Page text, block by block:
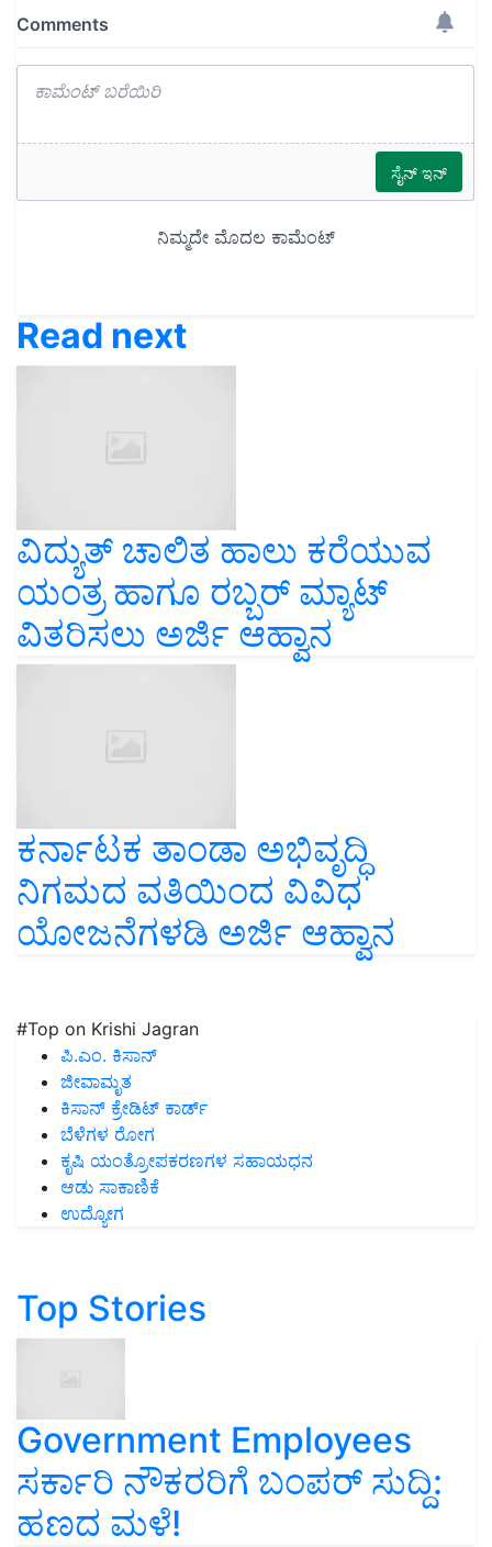
Read next
ವಿದ್ಯುತ್ ಚಾಲಿತ ಹಾಲು ಕರೆಯುವ
ಯಂತ್ರ ಹಾಗೂ ರಬ್ಬರ್ ಮ್ಯಾಟ್
ವಿತರಿಸಲು ಅರ್ಜಿ ಆಹ್ವಾನ
ಕರ್ನಾಟಕ ತಾಂಡಾ ಅಭಿವೃದ್ಧಿ
ನಿಗಮದ ವತಿಯಿಂದ ವಿವಿಧ
ಯೋಜನೆಗಳಡಿ ಅರ್ಜಿ ಆಹ್ವಾನ
#Top on Krishi Jagran
ಪಿ.ಎಂ. ಕಿಸಾನ್
ಜೀವಾಮೃತ
ಕಿಸಾನ್ ಕ್ರೇಡಿಟ್ ಕಾರ್ಡ್
ಬೆಳೆಗಳ ರೋಗ
ಕೃಷಿ ಯಂತ್ರೋಪಕರಣಗಳ ಸಹಾಯಧನ
ಆಡು ಸಾಕಾಣಿಕೆ
ಉದ್ಯೋಗ
Top Stories
Government Employees
ಸರ್ಕಾರಿ ನೌಕರರಿಗೆ ಬಂಪರ್‌ ಸುದ್ದಿ:
ಹಣದ ಮಳೆ!